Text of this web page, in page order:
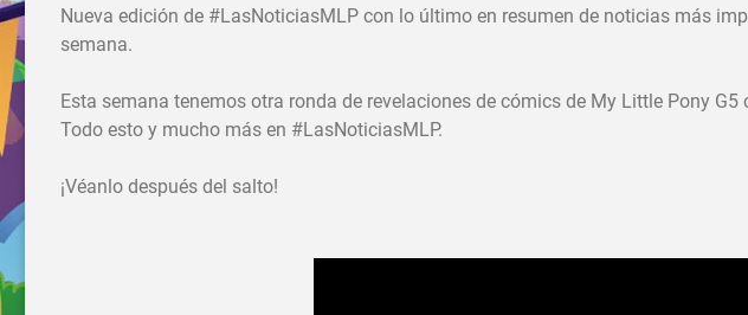
Nueva edición de #LasNoticiasMLP con lo último en resumen de noticias más
semana.
Esta semana tenemos otra ronda de revelaciones de cómics de My Little Pony
Todo esto y mucho más en #LasNoticiasMLP.
¡Véanlo después del salto!